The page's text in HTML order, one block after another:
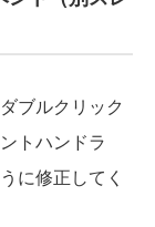
ブルクリック
トハンドラ
に修正してく